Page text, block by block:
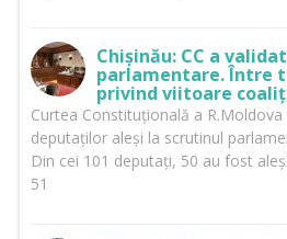
Chișinău: CC a
parlamentare. Între
privind viitoare
Curtea Constituțională a
deputaților aleși la scrutinul
Din cei 101 deputați, 50 au fost
51